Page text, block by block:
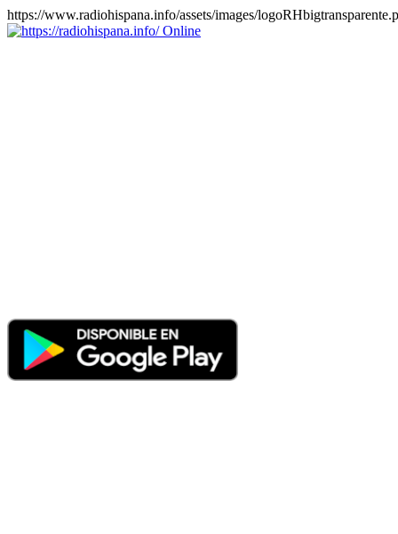
https://www.radiohispana.info/assets/images/
Online